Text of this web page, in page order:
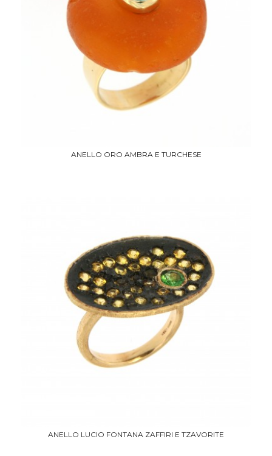
ANELLO ORO AMBRA E TURCHESE
ANELLO LUCIO FONTANA ZAFFIRI E TZAVORITE